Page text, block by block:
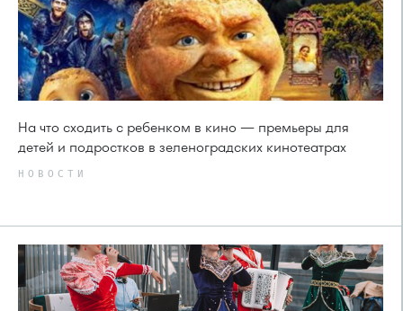
На что сходить с ребенком в кино — премьеры для
детей и подростков в зеленоградских кинотеатрах
НОВОСТИ